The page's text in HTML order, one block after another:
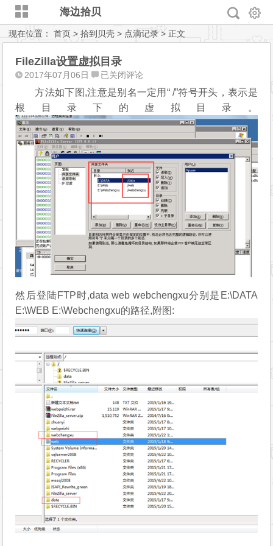
海边拾贝
现在位置：首页 >拾到贝壳 > 点滴记录 > 正文
FileZilla设置虚拟目录
2017年07月06日
FileZilla
设
虚
拟
目
录
已关闭评论
方法如下图,注意是别名一定用“ /”符号开头，表示是
根目录下的虚拟目录。
然后登陆FTP时,data web webchengxu分别是E:\DATA
E:\WEB E:\Webchengxu的路径,附图: